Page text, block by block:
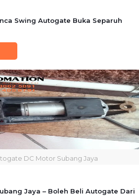
Swing Autogate Buka Separuh
DC Motor Subang Jaya
Jaya – Boleh Beli Autogate Dari